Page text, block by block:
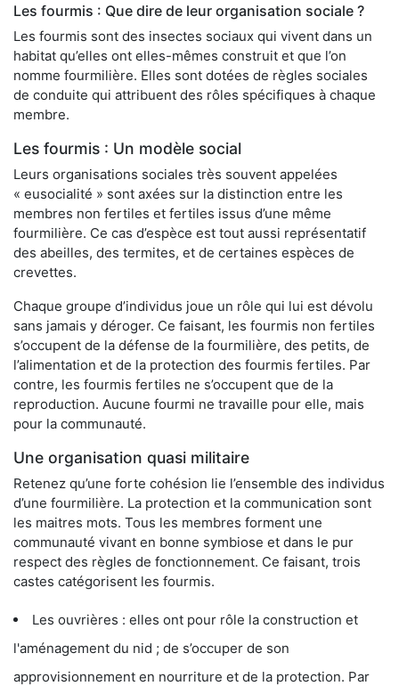
Les fourmis : Que dire de leur organisation sociale ?
Les fourmis sont des insectes sociaux qui vivent dans un
habitat qu’elles ont elles-mêmes construit et que l’on
nomme fourmilière. Elles sont dotées de règles sociales
de conduite qui attribuent des rôles spécifiques à chaque
membre.
Les fourmis : Un modèle social
Leurs organisations sociales très souvent appelées
« eusocialité » sont axées sur la distinction entre les
membres non fertiles et fertiles issus d’une même
fourmilière. Ce cas d’espèce est tout aussi représentatif
des abeilles, des termites, et de certaines espèces de
crevettes.
Chaque groupe d’individus joue un rôle qui lui est dévolu
sans jamais y déroger. Ce faisant, les fourmis non fertiles
s’occupent de la défense de la fourmilière, des petits, de
l’alimentation et de la protection des fourmis fertiles. Par
contre, les fourmis fertiles ne s’occupent que de la
reproduction. Aucune fourmi ne travaille pour elle, mais
pour la communauté.
Une organisation quasi militaire
Retenez qu’une forte cohésion lie l’ensemble des individus
d’une fourmilière. La protection et la communication sont
les maitres mots. Tous les membres forment une
communauté vivant en bonne symbiose et dans le pur
respect des règles de fonctionnement. Ce faisant, trois
castes catégorisent les fourmis.
Les ouvrières : elles ont pour rôle la construction et
l'aménagement du nid ; de s’occuper de son
approvisionnement en nourriture et de la protection. Par